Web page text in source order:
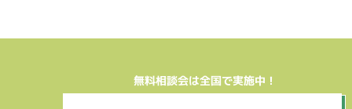
無料相談会は全国で実施中！